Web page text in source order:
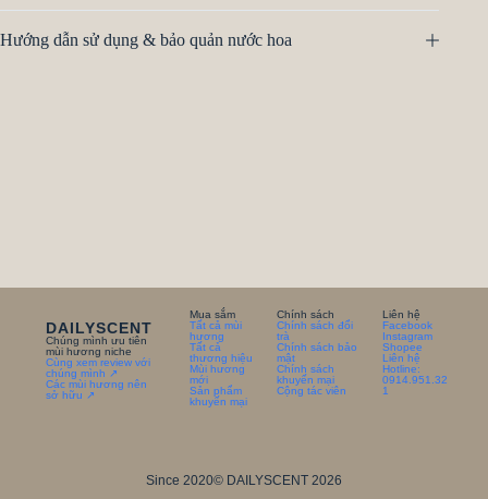
Hướng dẫn sử dụng & bảo quản nước hoa
DAILYSCENT
Chúng mình ưu tiên
mùi hương niche
Cùng xem review với
chúng mình ↗
Các mùi hương nên
sở hữu ↗
Mua sắm
Tất cả mùi
hương
Tất cả
thương hiệu
Mùi hương
mới
Sản phẩm
khuyến mại
Chính sách
Chính sách đổi
trà
Chính sách bảo
mật
Chính sách
khuyến mại
Cộng tác viên
Liên hệ
Facebook
Instagram
Shopee
Liên hệ
Hotline:
0914.951.32
1
Since 2020© DAILYSCENT 2026